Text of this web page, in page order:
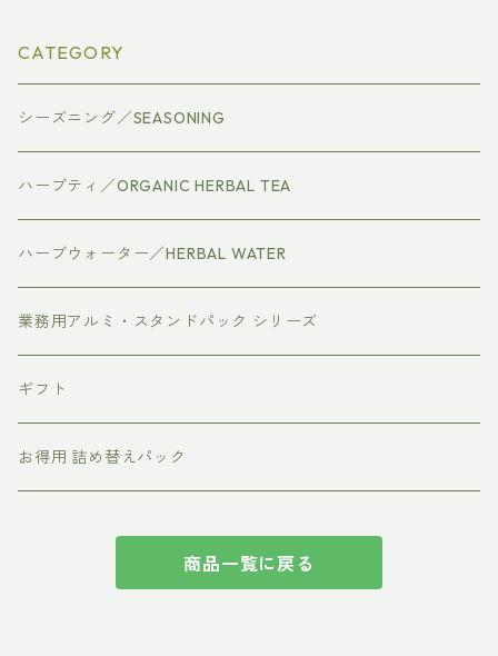
CATEGORY
シーズニング／SEASONING
ハーブティ／ORGANIC HERBAL TEA
ハーブウォーター／HERBAL WATER
業務用アルミ・スタンドパック シリーズ
ギフト
お得用 詰め替えパック
商品一覧に戻る